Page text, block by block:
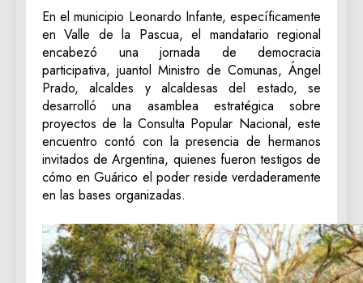
‎En el municipio Leonardo Infante, específicamente
en Valle de la Pascua, el mandatario regional
encabezó una jornada de democracia
participativa, juantol Ministro de Comunas, Ángel
Prado, alcaldes y alcaldesas del estado, se
desarrolló una asamblea estratégica sobre
proyectos de la Consulta Popular Nacional, este
encuentro contó con la presencia de hermanos
invitados de Argentina, quienes fueron testigos de
cómo en Guárico el poder reside verdaderamente
en las bases organizadas.